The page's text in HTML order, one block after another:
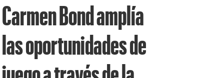
Carmen Bond amplía
las oportunidades de